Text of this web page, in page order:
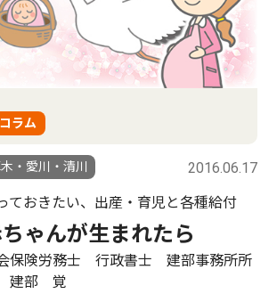
コラム
・愛川・清川 2016.06.17
ておきたい、出産・育児と各種給付
ゃんが生まれたら
保険労務士 行政書士 建部事務所所
建部 覚